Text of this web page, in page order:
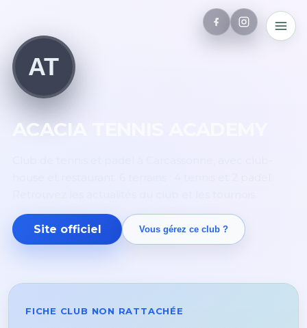
AT
ACACIA TENNIS ACADEMY
Site officiel Vous gérez ce club ?
FICHE CLUB NON RATTACHÉE